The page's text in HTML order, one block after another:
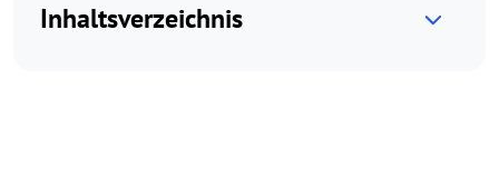
Inhaltsverzeichnis